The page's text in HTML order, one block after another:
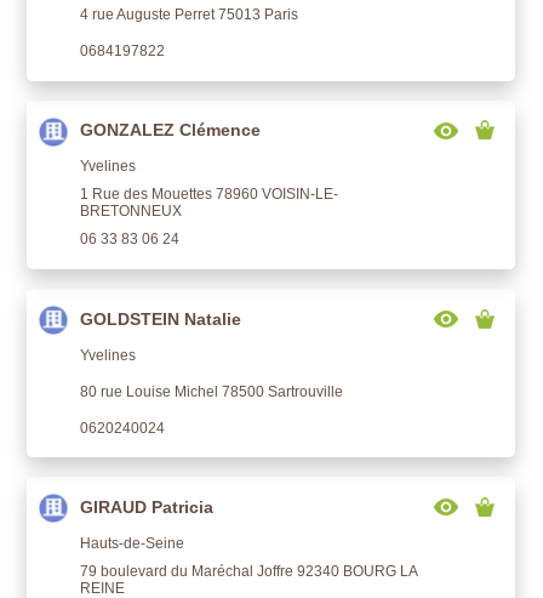
4 rue Auguste Perret 75013 Paris
0684197822
GONZALEZ Clémence
Yvelines
1 Rue des Mouettes 78960 VOISIN-LE-
BRETONNEUX
06 33 83 06 24
GOLDSTEIN Natalie
Yvelines
80 rue Louise Michel 78500 Sartrouville
0620240024
GIRAUD Patricia
Hauts-de-Seine
79 boulevard du Maréchal Joffre 92340 BOURG LA
REINE